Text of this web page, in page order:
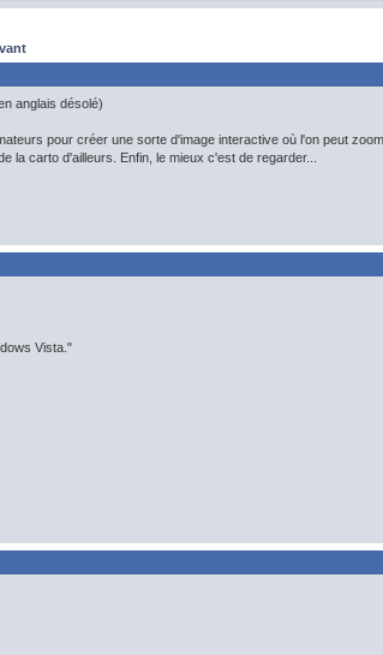
anglais désolé)
pour créer une sorte d'image interactive où l'on peut
la carto d'ailleurs. Enfin, le mieux c'est de regarder...
Vista."